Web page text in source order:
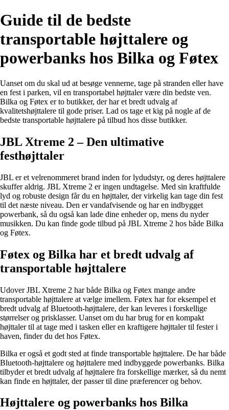
Guide til de bedste
transportable højttalere og
powerbanks hos Bilka og Føtex
Uanset om du skal ud at besøge vennerne, tage på stranden eller have
en fest i parken, vil en transportabel højttaler være din bedste ven.
Bilka og Føtex er to butikker, der har et bredt udvalg af
kvalitetshøjttalere til gode priser. Lad os tage et kig på nogle af de
bedste transportable højttalere på tilbud hos disse butikker.
JBL Xtreme 2 – Den ultimative
festhøjttaler
JBL er et velrenommeret brand inden for lydudstyr, og deres højttalere
skuffer aldrig. JBL Xtreme 2 er ingen undtagelse. Med sin kraftfulde
lyd og robuste design får du en højttaler, der virkelig kan tage din fest
til det næste niveau. Den er vandafvisende og har en indbygget
powerbank, så du også kan lade dine enheder op, mens du nyder
musikken. Du kan finde gode tilbud på JBL Xtreme 2 hos både Bilka
og Føtex.
Føtex og Bilka har et bredt udvalg af
transportable højttalere
Udover JBL Xtreme 2 har både Bilka og Føtex mange andre
transportable højttalere at vælge imellem. Føtex har for eksempel et
bredt udvalg af Bluetooth-højttalere, der kan leveres i forskellige
størrelser og prisklasser. Uanset om du har brug for en kompakt
højttaler til at tage med i tasken eller en kraftigere højttaler til fester i
haven, finder du det hos Føtex.
Bilka er også et godt sted at finde transportable højttalere. De har både
Bluetooth-højttalere og højttalere med indbyggede powerbanks. Bilka
tilbyder et bredt udvalg af højttalere fra forskellige mærker, så du nemt
kan finde en højttaler, der passer til dine præferencer og behov.
Højttalere og powerbanks hos Bilka